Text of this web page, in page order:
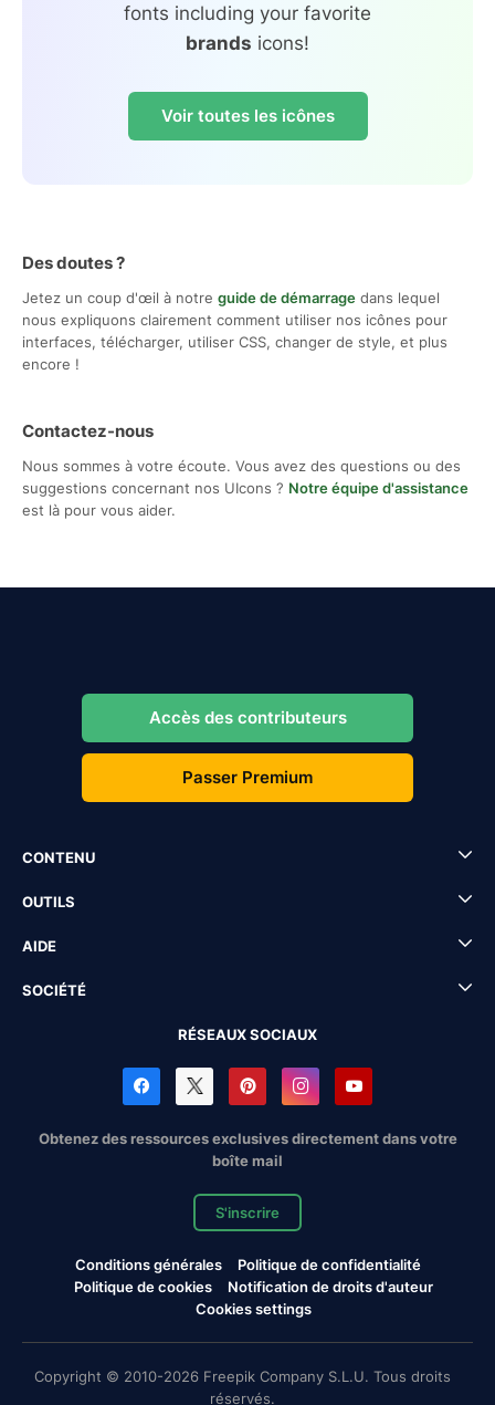
fonts including your favorite
brands icons!
Voir toutes les icônes
Des doutes ?
Jetez un coup d'œil à notre guide de démarrage dans lequel
nous expliquons clairement comment utiliser nos icônes pour
interfaces, télécharger, utiliser CSS, changer de style, et plus
encore !
Contactez-nous
Nous sommes à votre écoute. Vous avez des questions ou des
suggestions concernant nos UIcons ? Notre équipe d'assistance
est là pour vous aider.
Accès des contributeurs
Passer Premium
CONTENU
OUTILS
AIDE
SOCIÉTÉ
RÉSEAUX SOCIAUX
Obtenez des ressources exclusives directement dans votre
boîte mail
S'inscrire
Conditions générales
Politique de confidentialité
Politique de cookies
Notification de droits d'auteur
Cookies settings
Copyright © 2010-2026 Freepik Company S.L.U. Tous droits
réservés.